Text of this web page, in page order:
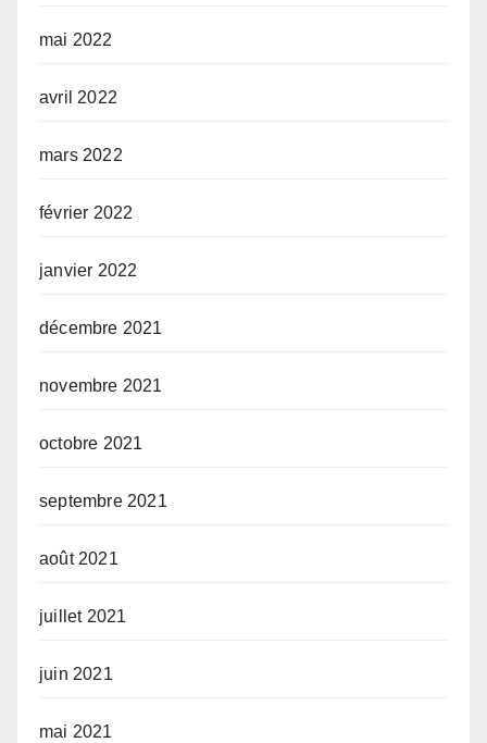
mai 2022
avril 2022
mars 2022
février 2022
janvier 2022
décembre 2021
novembre 2021
octobre 2021
septembre 2021
août 2021
juillet 2021
juin 2021
mai 2021